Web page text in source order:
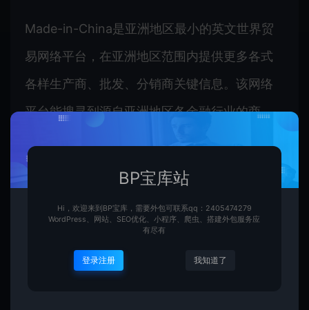
Made-in-China是亚洲地区最小的英文世界贸
易网络平台，在亚洲地区范围内提供更多各式
各样生产商、批发、分销商关键信息。该网络
平台能搜寻到源自亚洲地区各金融行业的商
商现铜和商务人士服务项目等各方面的全力支
BP宝库站
Hi，欢迎来到BP宝库，需要外包可联系qq：2405474279
WordPress、网站、SEO优化、小程序、爬虫、搭建外包服务应
有尽有
登录注册 我知道了